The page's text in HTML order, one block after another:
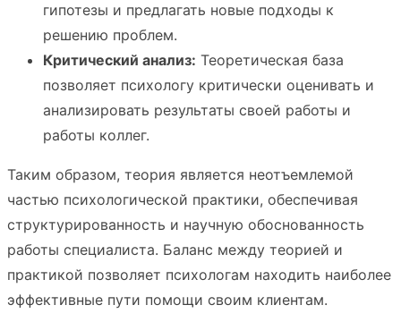
гипотезы и предлагать новые подходы к
решению проблем.
Критический анализ: Теоретическая база
позволяет психологу критически оценивать и
анализировать результаты своей работы и
работы коллег.
Таким образом, теория является неотъемлемой
частью психологической практики, обеспечивая
структурированность и научную обоснованность
работы специалиста. Баланс между теорией и
практикой позволяет психологам находить наиболее
эффективные пути помощи своим клиентам.